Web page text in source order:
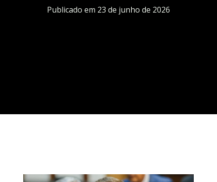
Publicado em 23 de junho de 2026